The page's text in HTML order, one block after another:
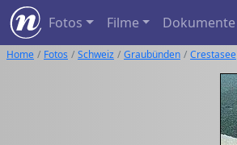
Fotos Filme Dokumente
Home Fotos Schweiz Graubünden Crestasee